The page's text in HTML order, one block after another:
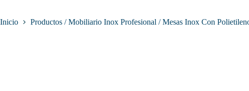
Inicio Productos / Mobiliario Inox Profesional / Mesas Inox Con